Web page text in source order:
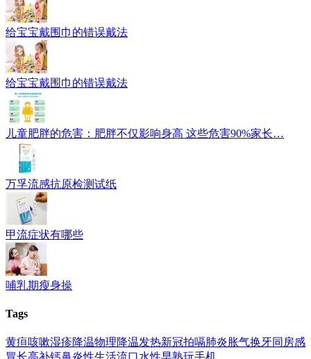
给宝宝戴围巾的错误戴法
给宝宝戴围巾的错误戴法
儿童肥胖的危害：肥胖不仅影响身高 这些危害90%家长…
万孚流感抗原检测试纸
甲流症状有哪些
哺乳期瘦身操
Tags
黄疸咳嗽湿疹降温物理降温发热新冠拍嗝肺炎胀气换牙同房感
冒长高补钙鼻炎性生活流口水性早熟玩手机